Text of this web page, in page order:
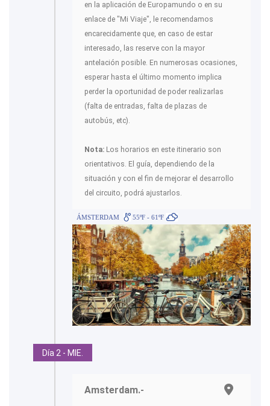
en la aplicación de Europamundo o en su
enlace de "Mi Viaje", le recomendamos
encarecidamente que, en caso de estar
interesado, las reserve con la mayor
antelación posible. En numerosas ocasiones,
esperar hasta el último momento implica
perder la oportunidad de poder realizarlas
(falta de entradas, falta de plazas de
autobús, etc).
Nota: Los horarios en este itinerario son
orientativos. El guía, dependiendo de la
situación y con el fin de mejorar el desarrollo
del circuito, podrá ajustarlos.
ÁMSTERDAM 55ºF - 61ºF
Día 2 - MIE.
Amsterdam.-